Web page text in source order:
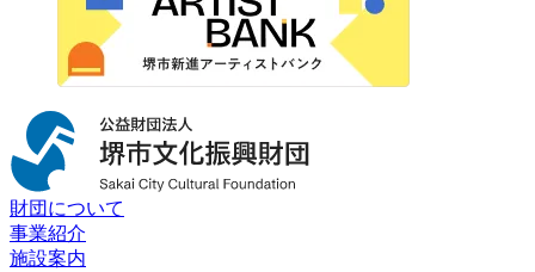
財団について
事業紹介
施設案内